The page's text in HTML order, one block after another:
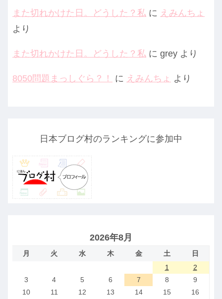
また切れかけた日。どうした？私 に えみんちょ
より
また切れかけた日。どうした？私 に grey より
8050問題まっしぐら？！ に えみんちょ より
日本ブログ村のランキングに参加中
2026年8月
月 火 水 木 金 土
日
1
2
3
4 5 6 7 8
9
10
11 12 13 14 15
16